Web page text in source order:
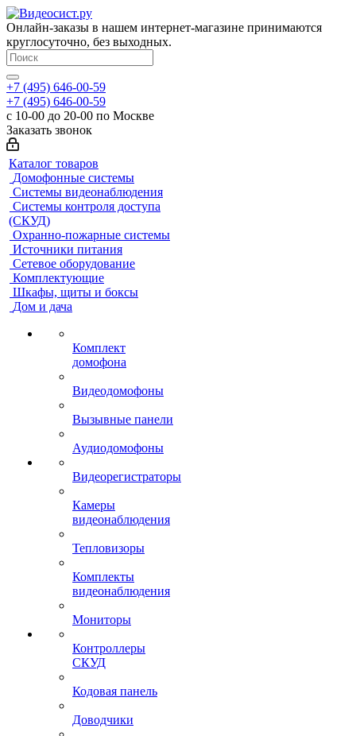
Онлайн-заказы в нашем интернет-магазине принимаются
круглосуточно, без выходных.
+7 (495) 646-00-59
+7 (495) 646-00-59
с 10-00 до 20-00 по Москве
Заказать звонок
Каталог товаров
Домофонные системы
Системы видеонаблюдения
Системы контроля доступа
(СКУД)
Охранно-пожарные системы
Источники питания
Сетевое оборудование
Комплектующие
Шкафы, щиты и боксы
Дом и дача
Комплект
домофона
Видеодомофоны
Вызывные панели
Аудиодомофоны
Видеорегистраторы
Камеры
видеонаблюдения
Тепловизоры
Комплекты
видеонаблюдения
Мониторы
Контроллеры
СКУД
Кодовая панель
Доводчики